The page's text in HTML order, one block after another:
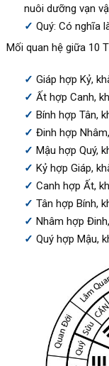
nuôi dưỡng vạn
Quý: Có nghĩa
Mối quan hệ giữa 10
Giáp hợp Kỷ,
Ất hợp Canh,
Bính hợp Tân,
Đinh hợp
Mậu hợp Quý,
Kỷ hợp Giáp,
Canh hợp Ất,
Tân hợp Bính,
Nhâm hợp
Quý hợp Mậu,